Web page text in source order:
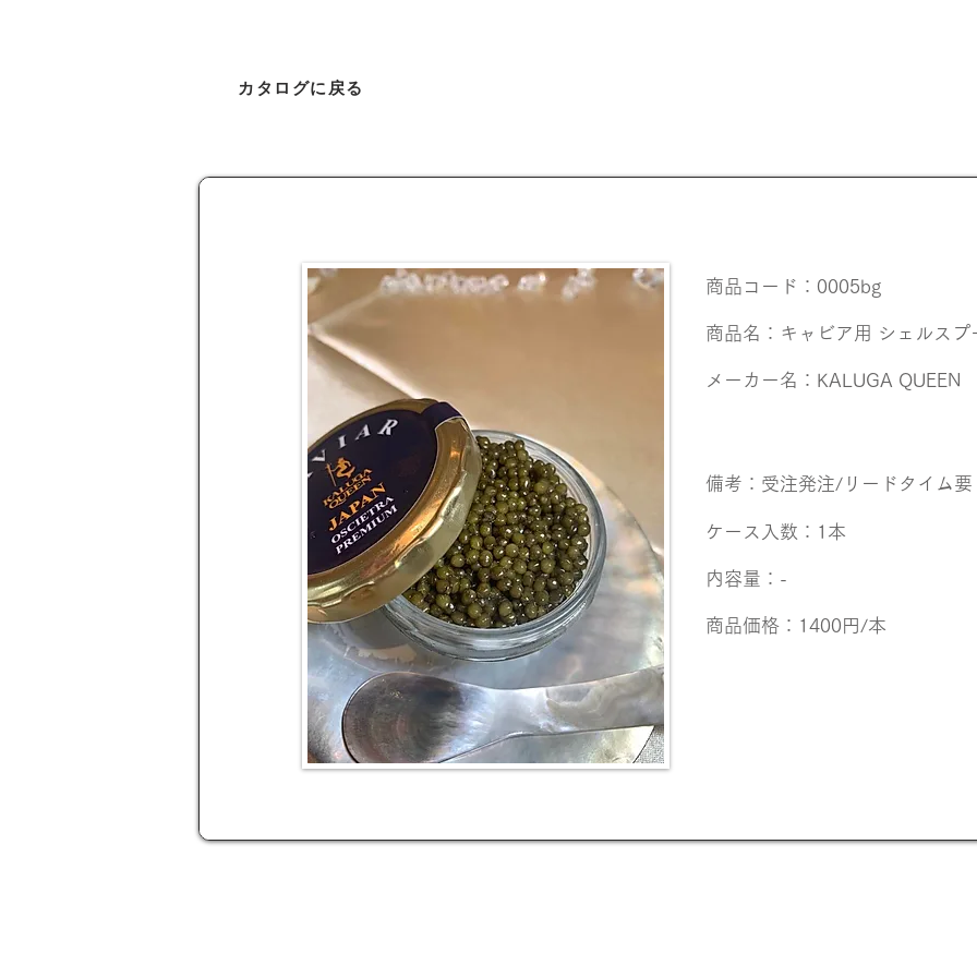
カタログに戻る
商品コード：0005bg
商品名：キャビア用 シェルス
メーカー名：KALUGA QUEEN
備考：受注発注/リードタイム要
ケース入数：1本
内容量：-
商品価格：1400円/本